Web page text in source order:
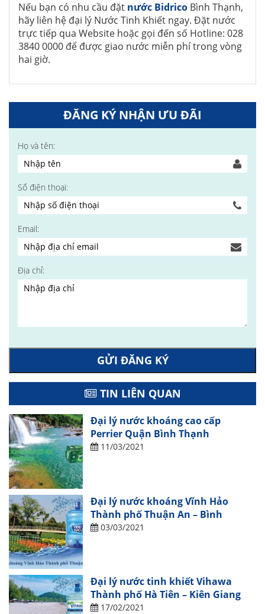
Nếu bạn có nhu cầu đặt nước Bidrico Bình Thạnh,
hãy liên hệ đại lý Nước Tinh Khiết ngay. Đặt nước
trực tiếp qua Website hoặc gọi đến số Hotline: 028
3840 0000 để được giao nước miễn phí trong vòng
hai giờ.
ĐĂNG KÝ NHẬN ƯU ĐÃI
Họ và tên:
Số điện thoại:
Email:
Địa chỉ:
GỬI ĐĂNG KÝ
TIN LIÊN QUAN
Đại lý nước khoáng cao cấp
Perrier Quận Bình Thạnh
11/03/2021
Đại lý nước khoáng Vĩnh Hảo
Thành phố Thuận An – Bình
Dương
03/03/2021
Đại lý nước tinh khiết Vihawa
Thành phố Hà Tiên – Kiên Giang
17/02/2021